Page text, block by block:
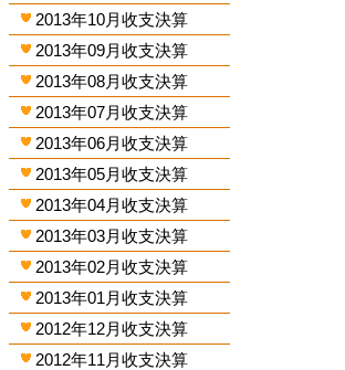
2013年10月收支決算
2013年09月收支決算
2013年08月收支決算
2013年07月收支決算
2013年06月收支決算
2013年05月收支決算
2013年04月收支決算
2013年03月收支決算
2013年02月收支決算
2013年01月收支決算
2012年12月收支決算
2012年11月收支決算